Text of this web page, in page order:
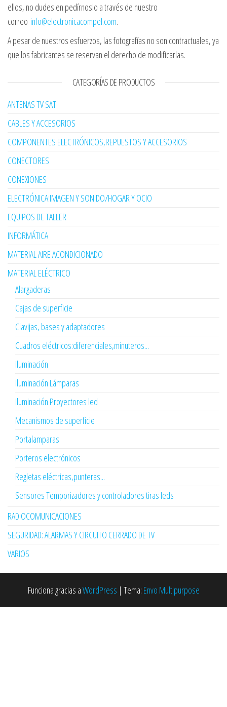
ellos, no dudes en pedírnoslo a través de nuestro
correo info@electronicacompel.com.
A pesar de nuestros esfuerzos, las fotografías no son contractuales, ya
que los fabricantes se reservan el derecho de modificarlas.
CATEGORÍAS DE PRODUCTOS
ANTENAS TV SAT
CABLES Y ACCESORIOS
COMPONENTES ELECTRÓNICOS,REPUESTOS Y ACCESORIOS
CONECTORES
CONEXIONES
ELECTRÓNICA:IMAGEN Y SONIDO/HOGAR Y OCIO
EQUIPOS DE TALLER
INFORMÁTICA
MATERIAL AIRE ACONDICIONADO
MATERIAL ELÉCTRICO
Alargaderas
Cajas de superficie
Clavijas, bases y adaptadores
Cuadros eléctricos:diferenciales,minuteros...
Iluminación
Iluminación Lámparas
Iluminación Proyectores led
Mecanismos de superficie
Portalamparas
Porteros electrónicos
Regletas eléctricas,punteras...
Sensores Temporizadores y controladores tiras leds
RADIOCOMUNICACIONES
SEGURIDAD: ALARMAS Y CIRCUITO CERRADO DE TV
VARIOS
Funciona gracias aWordPress | Tema: Envo Multipurpose